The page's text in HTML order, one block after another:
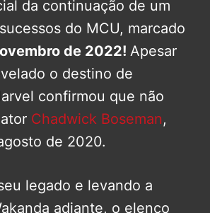
da continuação de um
do MCU, marcado
de 2022! Apesar
o destino de
confirmou que não
Chadwick Boseman,
de 2020.
legado e levando a
adiante, o elenco